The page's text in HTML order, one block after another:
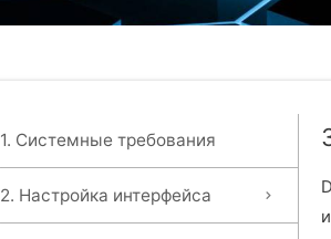
1. Системные требования
2. Настройка интерфейса